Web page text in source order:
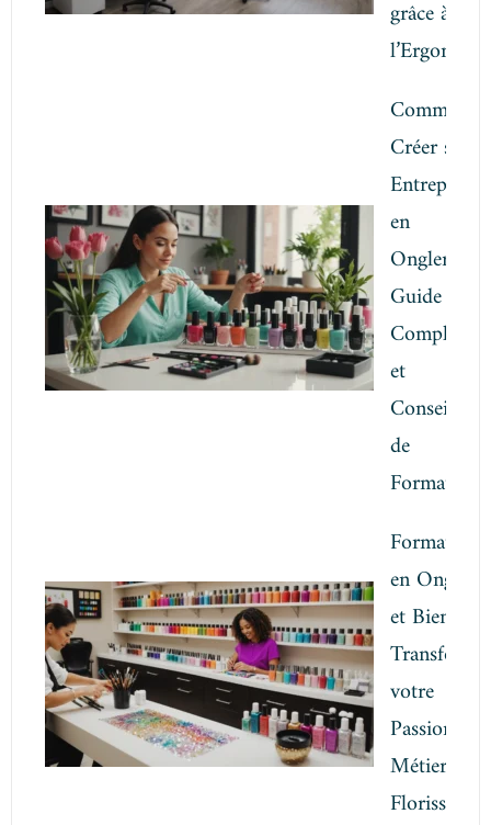
grâce à
Comment
Créer son
Entreprise
en
Onglerie:
Guide
Complet
et
Conseils
de
Formation
Formation
en Onglerie
et Bien-
votre
Passion en
Métier
Florissant